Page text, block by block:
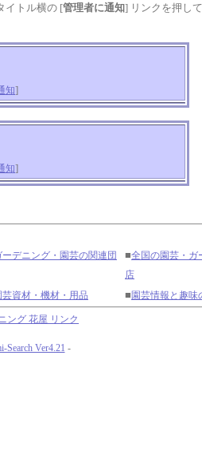
イトル横の [管理者に通知] リンクを押し
知]
知]
ーデニング・園芸の関連団
■全国の園芸・ガ
店
芸資材・機材・用品 ■ 園芸情報と趣味
ング 花屋 リンク
Search Ver4.21 -